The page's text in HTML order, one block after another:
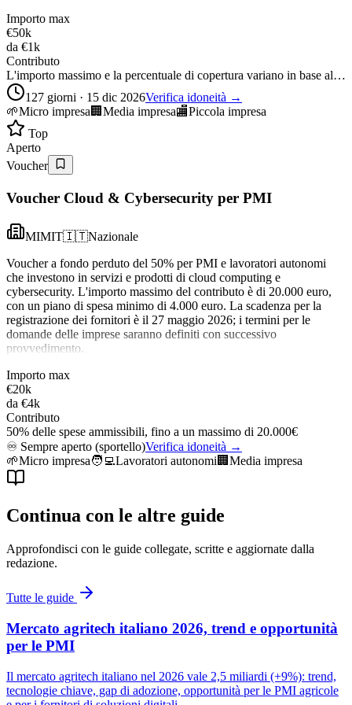
Importo max
€50k
da €1k
Contributo
L'importo massimo e la percentuale di copertura variano in base al…
127 giorni · 15 dic 2026Verifica idoneità →
🌱Micro impresa 🏢 Media impresa🏬Piccola impresa
Top
Aperto
Voucher
Voucher Cloud & Cybersecurity per PMI
MIMIT🇮🇹Nazionale
Voucher a fondo perduto del 50% per PMI e lavoratori autonomi
che investono in servizi e prodotti di cloud computing e
cybersecurity. L'importo massimo del contributo è di 20.000 euro,
con un piano di spesa minimo di 4.000 euro. La scadenza per la
registrazione dei fornitori è il 27 maggio 2026; i termini per le
domande delle imprese saranno definiti con successivo
provvedimento.
Importo max
€20k
da €4k
Contributo
50% delle spese ammissibili, fino a un massimo di 20.000€
♾️ Sempre aperto (sportello)Verifica idoneità →
🌱Micro impresa🧑‍💻Lavoratori autonomi 🏢 Media impresa
Continua con le altre guide
Approfondisci con le guide collegate, scritte e aggiornate dalla
redazione.
Tutte le guide
Mercato agritech italiano 2026, trend e opportunità
per le PMI
Il mercato agritech italiano nel 2026 vale 2,5 miliardi (+9%): trend,
tecnologie chiave, gap di adozione, opportunità per le PMI agricole